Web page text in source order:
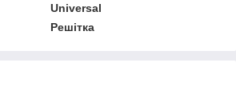
Universal
Решітка